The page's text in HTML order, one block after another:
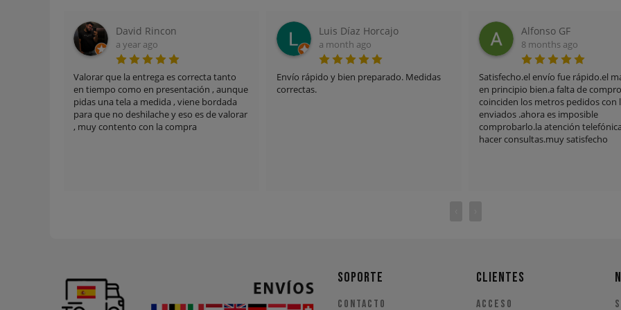
Luis Díaz Horcajo
a month ago
Envío rápido y bien preparado. Medidas
correctas.
Alfonso GF
8 months ago
Satisfecho.el envío fue rápido.el material
en principio bien.a falta de comprobar si
angel hdez
a year ago
Todo perfecto. Tenía algunas
chica me las aclaro por
atentamente. Envío muy
correcto. Recomiendo 100%
SOPORTE
Contacto
CLIENTES
Acceso